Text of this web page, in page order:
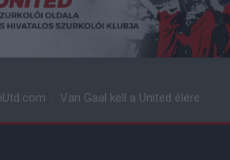
Van Gaal kell a United élére